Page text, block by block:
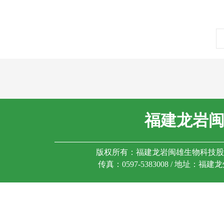
福建龙岩
版权所有：福建龙岩闽雄生物科技
传真：0597-5383008 / 地址：福建